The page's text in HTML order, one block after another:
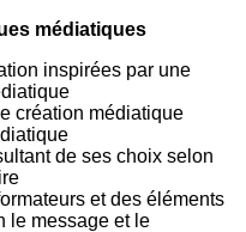
médiatiques
inspirées par une
création médiatique
de ses choix selon
et des éléments
le message et le